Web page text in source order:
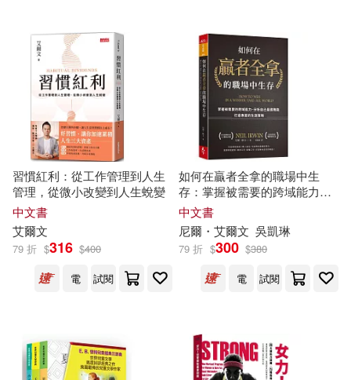
艾瑞．卡爾、比爾．馬丁(1)
艾莉森‧貝克德爾(1)
麥克‧波羅伊(1)
Ondine(1) PENTATONE(1)
三民(1)
上海外語教育出版社(1)
上誼文化公司(1)
中國環境科學出版社(1)
中華書局(1) 作家出版社(1)
作者/演唱/譯/編/繪(42)
價格
習慣紅利：從工作管理到人生
管理，從微小改變到人生蛻變
中文書
艾爾文
79 折 $316 $400
電
試閱
如何在贏者全拿的職場中生
存：掌握被需要的跨域能力、
分析自己最適職能、打造專屬
的生涯策略
中文書
尼爾・ 艾爾文 吳凱琳
79 折 $300 $380
電
試閱